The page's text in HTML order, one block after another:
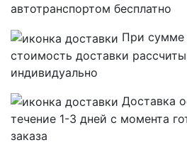
автотранспортом бесплатно
При сумме
стоимость доставки
индивидуально
Доставка
течение 1-3 дней с момента
заказа